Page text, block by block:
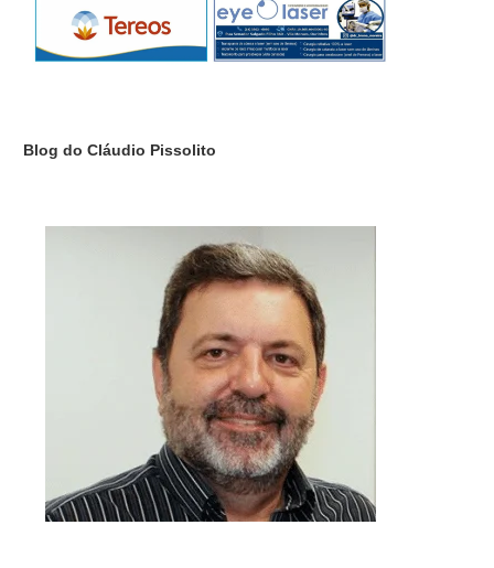
Blog do Cláudio Pissolito